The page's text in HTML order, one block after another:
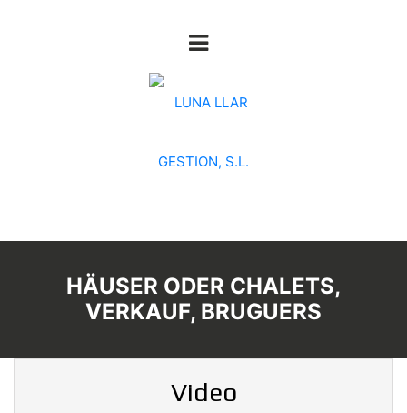
HÄUSER ODER CHALETS,
VERKAUF, BRUGUERS
Video